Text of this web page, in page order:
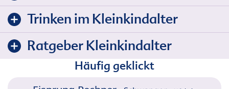
Trinken im Kleinkindalter
Ratgeber Kleinkindalter
Häufig geklickt